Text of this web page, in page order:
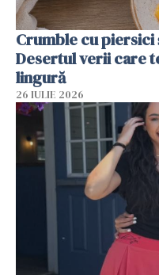
Crumble cu piersici
Desertul verii care
lingură
26 IULIE 2026